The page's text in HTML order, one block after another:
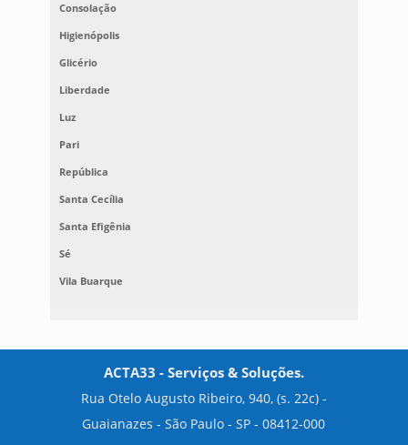
Consolação
Higienópolis
Glicério
Liberdade
Luz
Pari
República
Santa Cecília
Santa Efigênia
Sé
Vila Buarque
ACTA33 - Serviços & Soluções.
Rua Otelo Augusto Ribeiro, 940, (s. 22c) -
Guaianazes - São Paulo - SP - 08412-000